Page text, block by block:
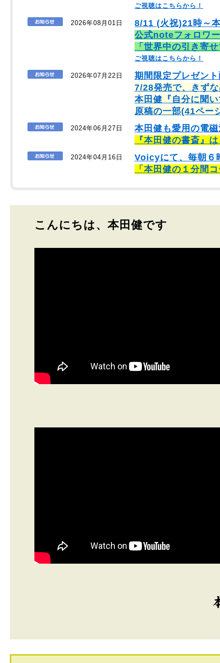
ご視聴はこちらから！
2026年08月01日
8/11 (火祝)21時～
公式noteフォロワ
「世界中の引き寄
ご視聴はこちらから！
2026年07月22日
期間限定プレゼン
7/28発売で、きず
本田健『自分に聞
原稿の一部(41ペー
2024年06月27日
本田健も愛用の電
『本田健の書斎』
2024年04月16日
Voicyにて、毎朝６
「本田健の１分間
こんにちは、本田健です